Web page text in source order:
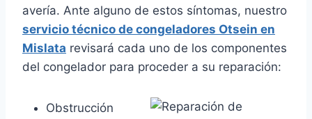
avería. Ante alguno de estos síntomas, nuestro
servicio técnico de congeladores Otsein en
Mislata revisará cada uno de los componentes
del congelador para proceder a su reparación:
Obstrucción